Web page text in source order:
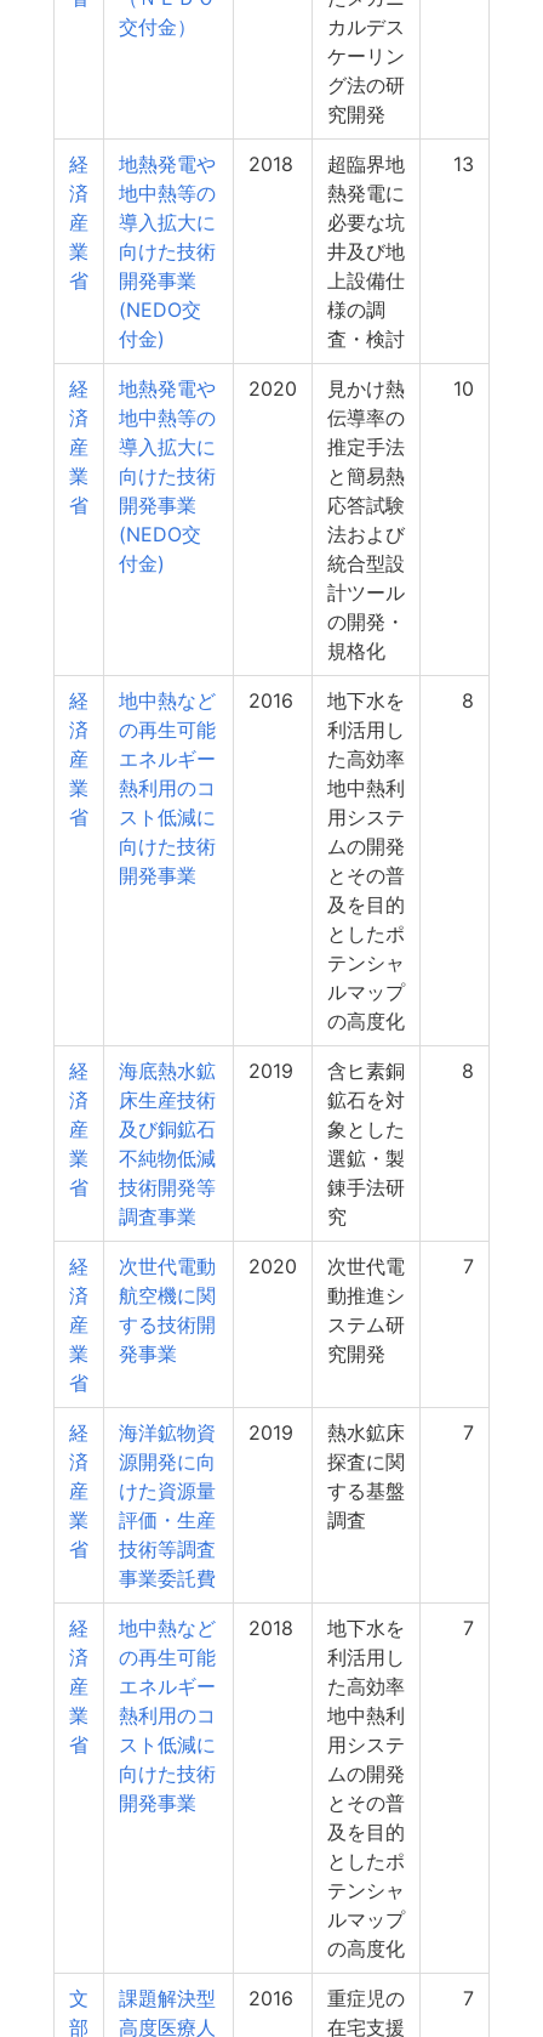
交付金）
カルデス
ケーリン
グ法の研
究開発
経
済
産
業
省
地熱発電や
地中熱等の
導入拡大に
向けた技術
開発事業
(NEDO交
付金)
2018
超臨界地
熱発電に
必要な坑
井及び地
上設備仕
様の調
査・検討
13
経
済
産
業
省
地熱発電や
地中熱等の
導入拡大に
向けた技術
開発事業
(NEDO交
付金)
2020
見かけ熱
伝導率の
推定手法
と簡易熱
応答試験
法および
統合型設
計ツール
の開発・
規格化
10
経
済
産
業
省
地中熱など
の再生可能
エネルギー
熱利用のコ
スト低減に
向けた技術
開発事業
2016
地下水を
利活用し
た高効率
地中熱利
用システ
ムの開発
とその普
及を目的
としたポ
テンシャ
ルマップ
の高度化
8
経
済
産
業
省
海底熱水鉱
床生産技術
及び銅鉱石
不純物低減
技術開発等
調査事業
2019
含ヒ素銅
鉱石を対
象とした
選鉱・製
錬手法研
究
8
経
済
産
業
省
次世代電動
航空機に関
する技術開
発事業
2020
次世代電
動推進シ
ステム研
究開発
7
経
済
産
業
省
海洋鉱物資
源開発に向
けた資源量
評価・生産
技術等調査
事業委託費
2019
熱水鉱床
探査に関
する基盤
調査
7
経
済
産
業
省
地中熱など
の再生可能
エネルギー
熱利用のコ
スト低減に
向けた技術
開発事業
2018
地下水を
利活用し
た高効率
地中熱利
用システ
ムの開発
とその普
及を目的
としたポ
テンシャ
ルマップ
の高度化
7
文
部
課題解決型
高度医療人
2016
重症児の
在宅支援
7